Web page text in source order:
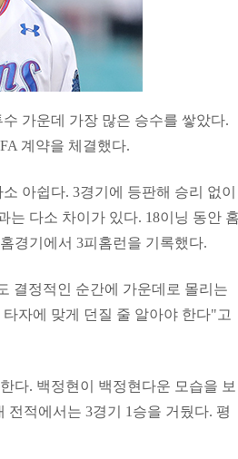
가운데 가장 많은 승수를 쌓았다.
계약을 체결했다.
아쉽다. 3경기에 등판해 승리 없이
는 다소 차이가 있다. 18이닝 동안 홈
경기에서 3피홈런을 기록했다.
결정적인 순간에 가운데로 몰리는
자에 맞게 던질 줄 알아야 한다"고
다. 백정현이 백정현다운 모습을 보
적에서는 3경기 1승을 거뒀다. 평